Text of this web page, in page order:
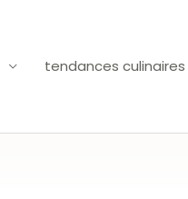
tendances culinaires